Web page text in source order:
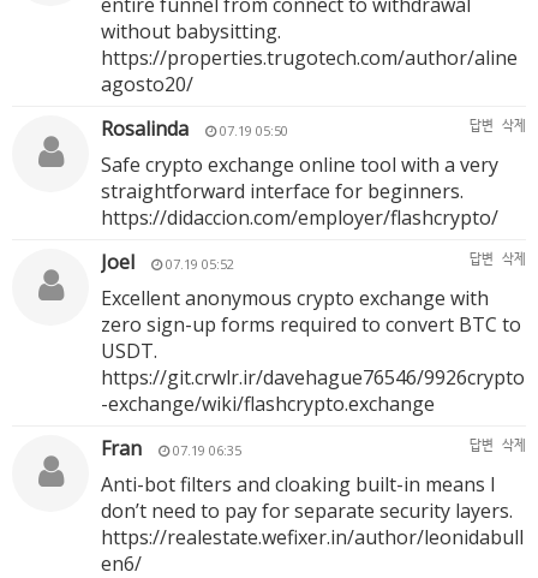
without babysitting.
https://properties.trugotech.com/author/aline
agosto20/
Rosalinda
07.19 05:50 답변 삭제
Safe crypto exchange online tool with a very
straightforward interface for beginners.
https://didaccion.com/employer/flashcrypto/
Joel
07.19 05:52 답변 삭제
Excellent anonymous crypto exchange with
zero sign-up forms required to convert BTC to
USDT.
https://git.crwlr.ir/davehague76546/9926crypto
-exchange/wiki/flashcrypto.exchange
Fran
07.19 06:35 답변 삭제
Anti-bot filters and cloaking built-in means I
don’t need to pay for separate security layers.
https://realestate.wefixer.in/author/leonidabull
en6/